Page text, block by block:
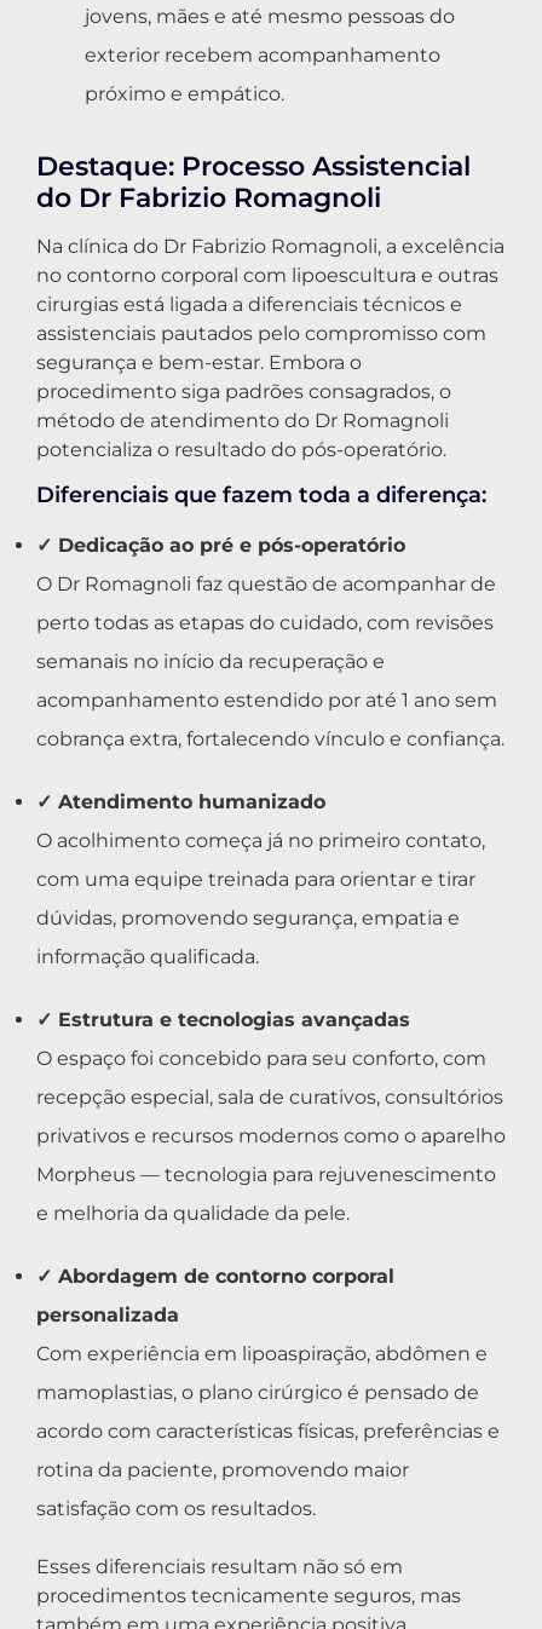
jovens, mães e até mesmo pessoas do
exterior recebem acompanhamento
próximo e empático.
Destaque: Processo Assistencial
do Dr Fabrizio Romagnoli
Na clínica do Dr Fabrizio Romagnoli, a excelência
no contorno corporal com lipoescultura e outras
cirurgias está ligada a diferenciais técnicos e
assistenciais pautados pelo compromisso com
segurança e bem-estar. Embora o
procedimento siga padrões consagrados, o
método de atendimento do Dr Romagnoli
potencializa o resultado do pós-operatório.
Diferenciais que fazem toda a diferença:
✓ Dedicação ao pré e pós-operatório
O Dr Romagnoli faz questão de acompanhar de
perto todas as etapas do cuidado, com revisões
semanais no início da recuperação e
acompanhamento estendido por até 1 ano sem
cobrança extra, fortalecendo vínculo e confiança.
✓ Atendimento humanizado
O acolhimento começa já no primeiro contato,
com uma equipe treinada para orientar e tirar
dúvidas, promovendo segurança, empatia e
informação qualificada.
✓ Estrutura e tecnologias avançadas
O espaço foi concebido para seu conforto, com
recepção especial, sala de curativos, consultórios
privativos e recursos modernos como o aparelho
Morpheus — tecnologia para rejuvenescimento
e melhoria da qualidade da pele.
✓ Abordagem de contorno corporal
personalizada
Com experiência em lipoaspiração, abdômen e
mamoplastias, o plano cirúrgico é pensado de
acordo com características físicas, preferências e
rotina da paciente, promovendo maior
satisfação com os resultados.
Esses diferenciais resultam não só em
procedimentos tecnicamente seguros, mas